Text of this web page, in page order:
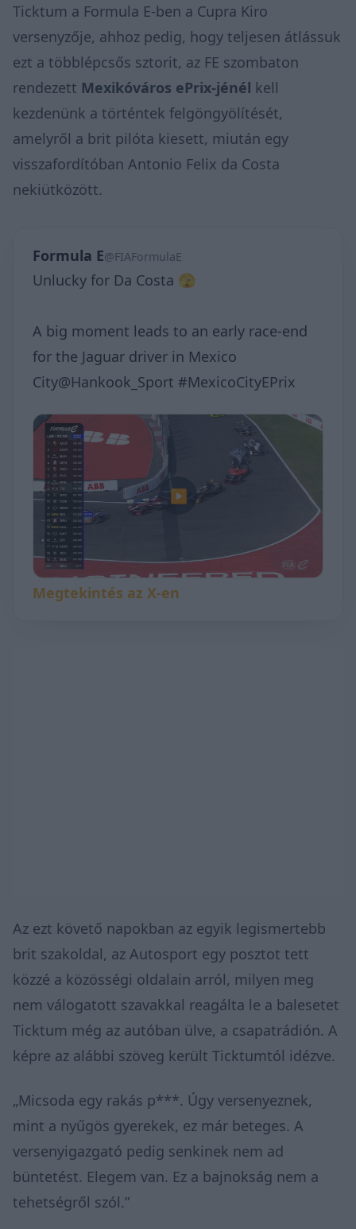
Ticktum a Formula E-ben a Cupra Kiro
versenyzője, ahhoz pedig, hogy teljesen átlássuk
ezt a többlépcsős sztorit, az FE szombaton
rendezett Mexikóváros ePrix-jénél kell
kezdenünk a történtek felgöngyölítését,
amelyről a brit pilóta kiesett, miután egy
visszafordítóban Antonio Felix da Costa
nekiütközött.
Formula E@FIAFormulaE
Unlucky for Da Costa 🫣
A big moment leads to an early race-end
for the Jaguar driver in Mexico
City@Hankook_Sport #MexicoCityEPrix
▶
Megtekintés az X-en
Az ezt követő napokban az egyik legismertebb
brit szakoldal, az Autosport egy posztot tett
közzé a közösségi oldalain arról, milyen meg
nem válogatott szavakkal reagálta le a balesetet
Ticktum még az autóban ülve, a csapatrádión. A
képre az alábbi szöveg került Ticktumtól idézve.
„Micsoda egy rakás p***. Úgy versenyeznek,
mint a nyűgös gyerekek, ez már beteges. A
versenyigazgató pedig senkinek nem ad
büntetést. Elegem van. Ez a bajnokság nem a
tehetségről szól.”